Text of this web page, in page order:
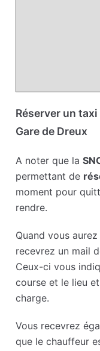
Réserver un
Gare de Dreux
A noter que la
permettant de
moment pour
rendre.
Quand vous
recevrez un mail
Ceux-ci vous
course et le lieu
charge.
Vous recevrez
que le chauffeur